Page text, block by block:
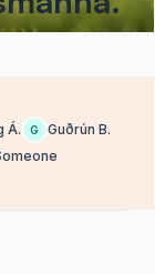
Á. G Guðrún B.